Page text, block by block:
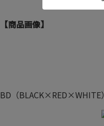
【商品画像】
BD（BLACK×RED×WHITE）